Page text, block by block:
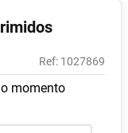
: 1027869
momento